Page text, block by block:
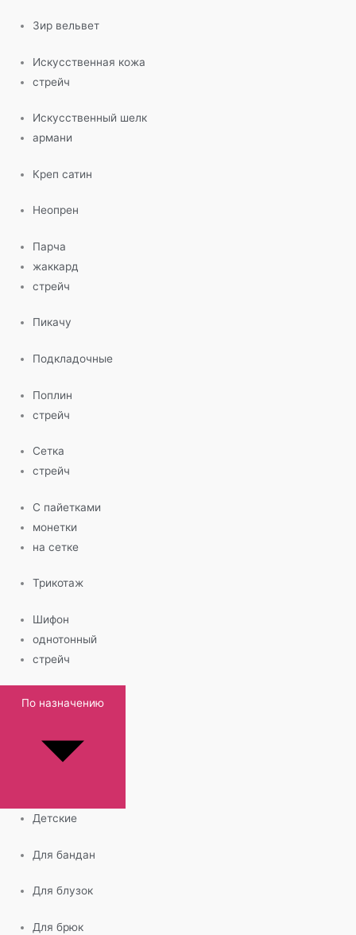
Зир вельвет
Искусственная кожа
стрейч
Искусственный шелк
армани
Креп сатин
Неопрен
Парча
жаккард
стрейч
Пикачу
Подкладочные
Поплин
стрейч
Сетка
стрейч
С пайетками
монетки
на сетке
Трикотаж
Шифон
однотонный
стрейч
По назначению
Детские
Для бандан
Для блузок
Для брюк